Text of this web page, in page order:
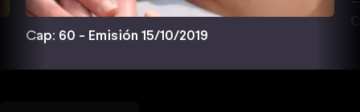
Cap: 60 - Emisión 15/10/2019